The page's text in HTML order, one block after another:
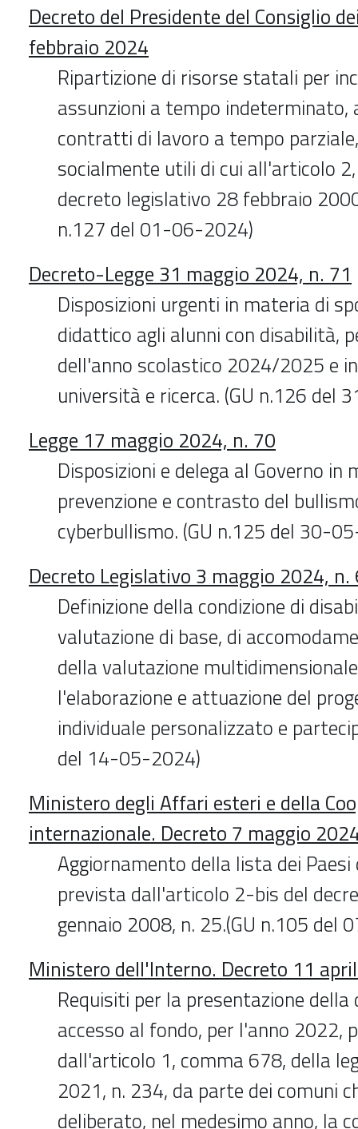
Decreto del Presidente del Consiglio
febbraio 2024
Ripartizione di risorse statali per
assunzioni a tempo indeterminato,
contratti di lavoro a tempo
socialmente utili di cui all'articolo
decreto legislativo 28 febbraio
n.127 del 01-06-2024)
Decreto-Legge 31 maggio 2024, n. 71
Disposizioni urgenti in materia di
didattico agli alunni con disabilità,
dell'anno scolastico 2024/2025 e
università e ricerca. (GU n.126 del
Legge 17 maggio 2024, n. 70
Disposizioni e delega al Governo in
prevenzione e contrasto del
cyberbullismo. (GU n.125 del 30-
Decreto Legislativo 3 maggio 2024, n.
Definizione della condizione di
valutazione di base, di
della valutazione
l'elaborazione e attuazione del
individuale personalizzato e
del 14-05-2024)
Ministero degli Affari esteri e della
internazionale. Decreto 7 maggio
Aggiornamento della lista dei Paesi
prevista dall'articolo 2-bis del
gennaio 2008, n. 25.(GU n.105 del
Ministero dell'Interno. Decreto 11
Requisiti per la presentazione della
accesso al fondo, per l'anno 2022,
dall'articolo 1, comma 678, della
2021, n. 234, da parte dei comuni
deliberato, nel medesimo anno, la